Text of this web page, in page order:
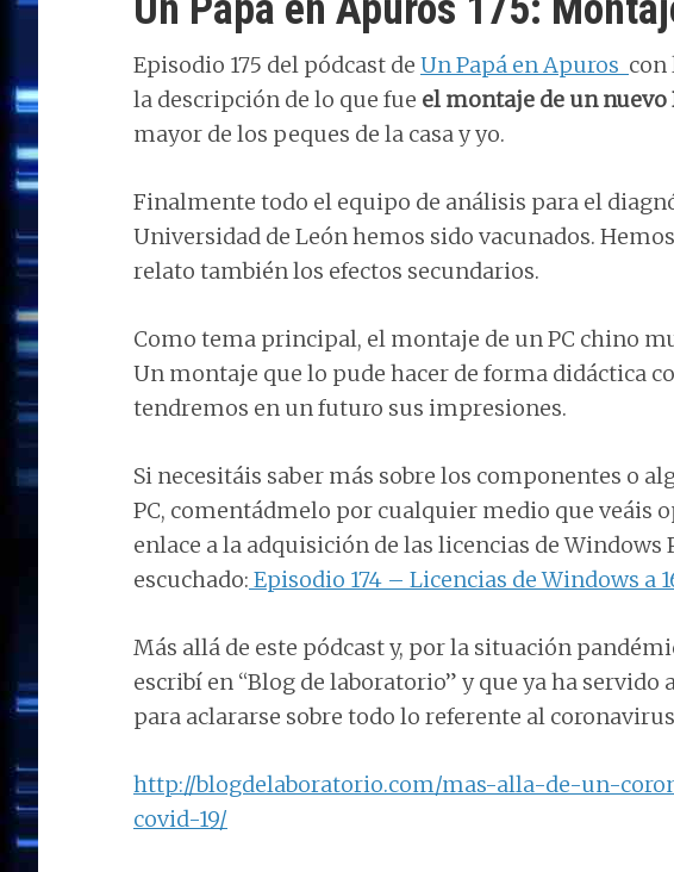
Episodio 175 del pódcast de Un Papá en Apuros con
la descripción de lo que fue el montaje de un nuevo
mayor de los peques de la casa y yo.
Finalmente todo el equipo de análisis para el
Universidad de León hemos sido vacunados.
relato también los efectos secundarios.
Como tema principal, el montaje de un PC chino
Un montaje que lo pude hacer de forma didáctica
tendremos en un futuro sus impresiones.
Si necesitáis saber más sobre los componentes o
PC, comentádmelo por cualquier medio que veáis
enlace a la adquisición de las licencias de Windows
escuchado: Episodio 174 – Licencias de Windows a
Más allá de este pódcast y, por la situación
escribí en “Blog de laboratorio” y que ya ha servido
para aclararse sobre todo lo referente al coronavirus
http://blogdelaboratorio.com/mas-alla-de-un-
covid-19/